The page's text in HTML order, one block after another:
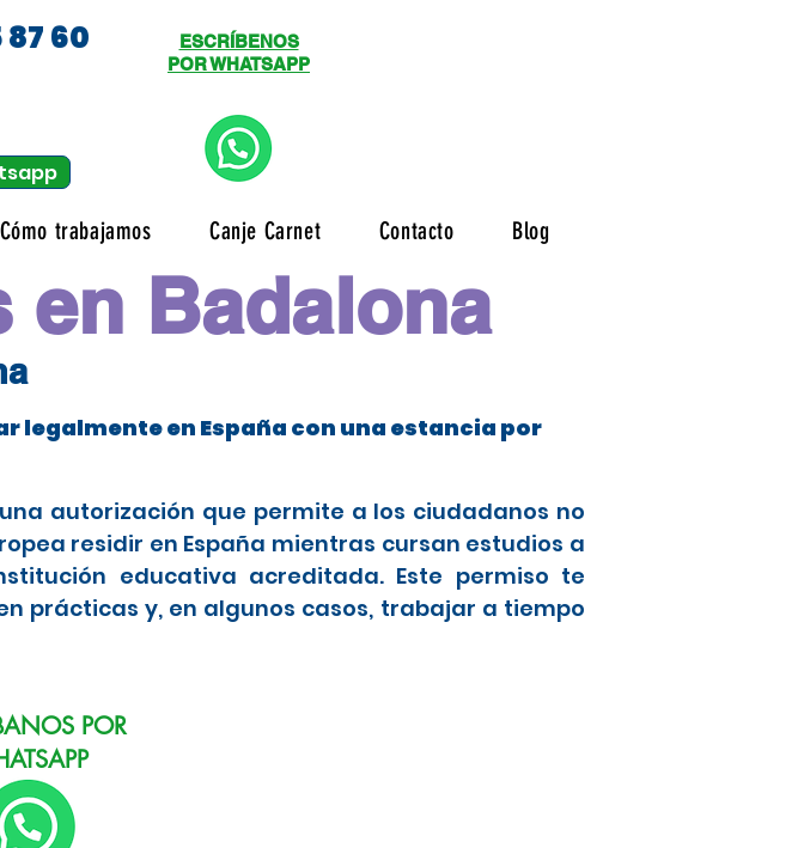
87 60
ESCRÍBENOS
POR WHATSAPP
Cómo trabajamos Canje Carnet Contacto Blog
en Badalona
legalmente en España con una estancia por
autorización que permite a los ciudadanos no
residir en España mientras cursan estudios a
educativa acreditada. Este permiso te
prácticas y, en algunos casos, trabajar a tiempo
POR